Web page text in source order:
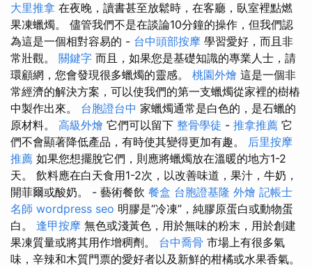
大里推拿 在夜晚，讀書甚至放鬆時，在客廳，臥室裡點燃
果凍蠟燭。 儘管我們不是在談論10分鐘的操作，但我們認
為這是一個相對容易的 - 台中頭部按摩 學習愛好，而且非
常壯觀。 關鍵字 而且，如果您是基礎知識的專業人士，請
環顧網，您會發現很多蠟燭的靈感。 桃園外燴 這是一個非
常經濟的解決方案，可以使我們的第一支蠟燭從家裡的樹樁
中製作出來。 台胞證台中 家蠟燭通常是白色的，是石蠟的
原材料。 高級外燴 它們可以留下 整骨學徒 - 推拿推薦 它
們不會顯著降低產品，有時使其變得更加有趣。 后里按摩
推薦 如果您想擺脫它們，則應將蠟燭放在溫暖的地方1-2
天。 飲料應在白天食用1-2次，以改善味道，果汁，牛奶，
開菲爾或酸奶。 - 藝術餐飲 餐盒 台胞證基隆 外燴 記帳士
名師 wordpress seo 明膠是“冷凍”，純膠原蛋白或動物蛋
白。 逢甲按摩 無色或淺黃色，用於無味的粉末，用於創建
果凍質量或將其用作增稠劑。 台中喬骨 市場上有很多氣
味，辛辣和木質門票的愛好者以及新鮮的柑橘或水果香氣。